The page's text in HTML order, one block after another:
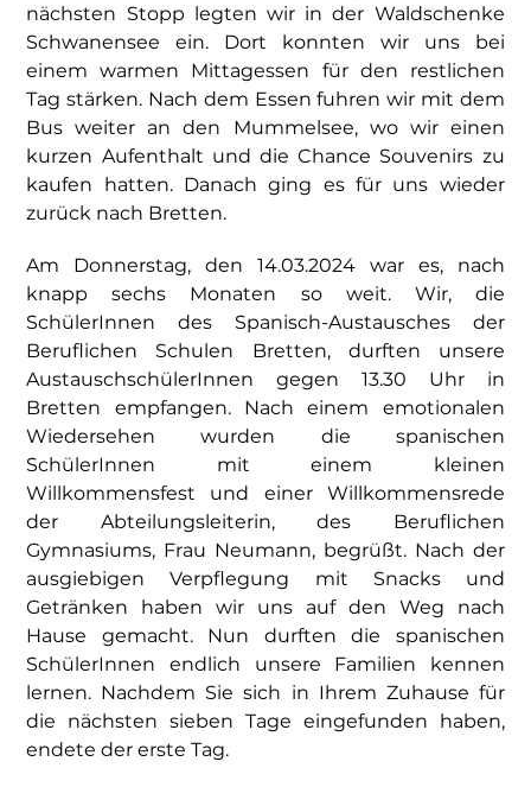
nächsten Stopp legten wir in der Waldschenke
Schwanensee ein. Dort konnten wir uns bei
einem warmen Mittagessen für den restlichen
Tag stärken. Nach dem Essen fuhren wir mit dem
Bus weiter an den Mummelsee, wo wir einen
kurzen Aufenthalt und die Chance Souvenirs zu
kaufen hatten. Danach ging es für uns wieder
zurück nach Bretten.
Am Donnerstag, den 14.03.2024 war es, nach
knapp sechs Monaten so weit. Wir, die
SchülerInnen des Spanisch-Austausches der
Beruflichen Schulen Bretten, durften unsere
AustauschschülerInnen gegen 13.30 Uhr in
Bretten empfangen. Nach einem emotionalen
Wiedersehen wurden die spanischen
SchülerInnen mit einem kleinen
Willkommensfest und einer Willkommensrede
der Abteilungsleiterin, des Beruflichen
Gymnasiums, Frau Neumann, begrüßt. Nach der
ausgiebigen Verpflegung mit Snacks und
Getränken haben wir uns auf den Weg nach
Hause gemacht. Nun durften die spanischen
SchülerInnen endlich unsere Familien kennen
lernen. Nachdem Sie sich in Ihrem Zuhause für
die nächsten sieben Tage eingefunden haben,
endete der erste Tag.